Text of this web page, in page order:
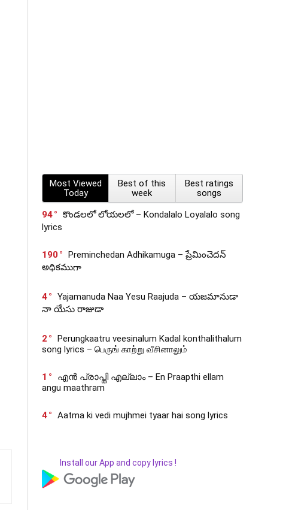
Most Viewed
Today
Best of this
week
Best ratings
songs
94
కొండలలో లోయలలో – Kondalalo Loyalalo song
lyrics
190
Preminchedan Adhikamuga – ప్రేమించెదన్
అధికముగా
4
Yajamanuda Naa Yesu Raajuda – యజమానుడా
నా యేసు రాజుడా
2
Perungkaatru veesinalum Kadal konthalithalum
song lyrics – பெருங் காற்று வீசினாலும்
1
എൻ പ്രാപ്തി എല്ലാം – En Praapthi ellam
angu maathram
4 Aatma ki vedi mujhmei tyaar hai song lyrics
Install our App and copy lyrics !